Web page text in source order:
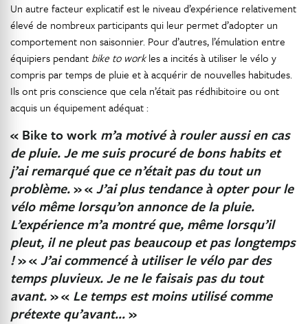
Un autre facteur explicatif est le niveau d’expérience relativement
élevé de nombreux participants qui leur permet d’adopter un
comportement non saisonnier. Pour d’autres, l’émulation entre
équipiers pendant bike to workles a incités à utiliser le vélo y
compris par temps de pluie et à acquérir de nouvelles habitudes.
Ils ont pris conscience que cela n’était pas rédhibitoire ou ont
acquis un équipement adéquat :
« Bike to work m’a motivé à rouler aussi en cas
de pluie. Je me suis procuré de bons habits et
j’ai remarqué que ce n’était pas du tout un
problème.»«J’ai plus tendance à opter pour le
vélo même lorsqu’on annonce de la pluie.
L’expérience m’a montré que, même lorsqu’il
pleut, il ne pleut pas beaucoup et pas longtemps
!»«J’ai commencé à utiliser le vélo par des
temps pluvieux. Je ne le faisais pas du tout
avant.»« Le temps est moins utilisé comme
prétexte qu’avant…»